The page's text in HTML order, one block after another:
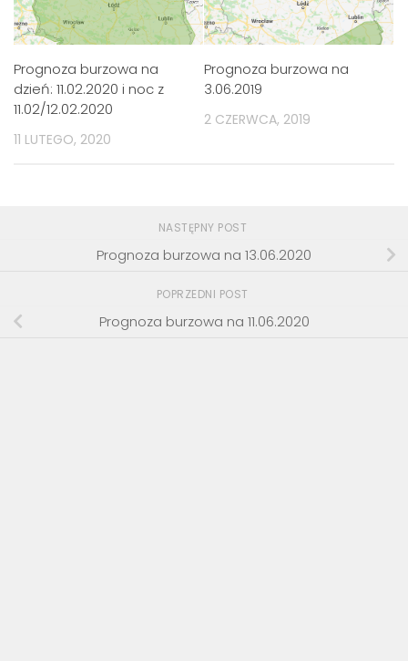
Prognoza burzowa na
dzień: 11.02.2020 i noc z
11.02/12.02.2020
11 LUTEGO, 2020
Prognoza burzowa na
3.06.2019
2 CZERWCA, 2019
NASTĘPNY POST
Prognoza burzowa na 13.06.2020
POPRZEDNI POST
Prognoza burzowa na 11.06.2020